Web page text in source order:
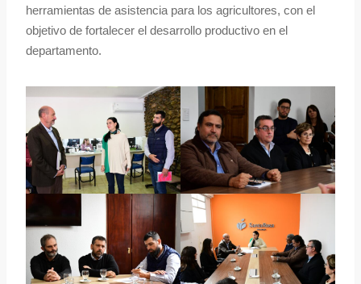
herramientas de asistencia para los agricultores, con el
objetivo de fortalecer el desarrollo productivo en el
departamento.